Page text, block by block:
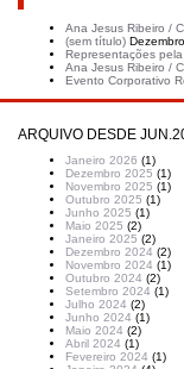
Ana Jesus Ribeiro /
(sem título)
Representações pela
Ana Jesus Ribeiro /
Evento Corporativo
ARQUIVO DESDE
Janeiro 2026 (1)
Dezembro 2025 (1)
Novembro 2025 (1)
Outubro 2025 (1)
Junho 2025 (1)
Maio 2025 (2)
Janeiro 2025 (2)
Dezembro 2024 (2)
Novembro 2024 (1)
Outubro 2024 (2)
Setembro 2024 (1)
Julho 2024 (2)
Junho 2024 (1)
Maio 2024 (2)
Abril 2024 (1)
Fevereiro 2024 (1)